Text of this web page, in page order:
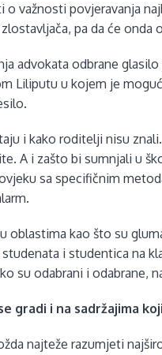
o važnosti povjeravanja
pa da će
advokata odbrane
Liliputu u kojem je
i kako roditelji nisu
A i zašto bi sumnjali u
sa specifičnim
oblastima kao što su
i studentica na
su odabrani i odabrane,
gradi i na sadržajima
najteže razumjeti